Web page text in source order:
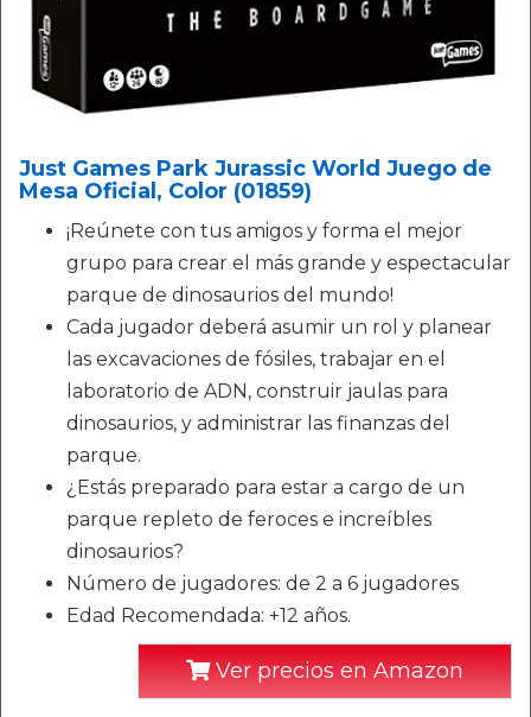
Just Games Park Jurassic World Juego de
Mesa Oficial, Color (01859)
¡Reúnete con tus amigos y forma el mejor
grupo para crear el más grande y espectacular
parque de dinosaurios del mundo!
Cada jugador deberá asumir un rol y planear
las excavaciones de fósiles, trabajar en el
laboratorio de ADN, construir jaulas para
dinosaurios, y administrar las finanzas del
parque.
¿Estás preparado para estar a cargo de un
parque repleto de feroces e increíbles
dinosaurios?
Número de jugadores: de 2 a 6 jugadores
Edad Recomendada: +12 años.
Ver precios en Amazon